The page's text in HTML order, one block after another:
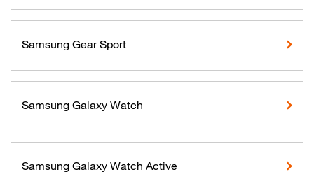
Samsung Gear Sport
Samsung Galaxy Watch
Samsung Galaxy Watch Active